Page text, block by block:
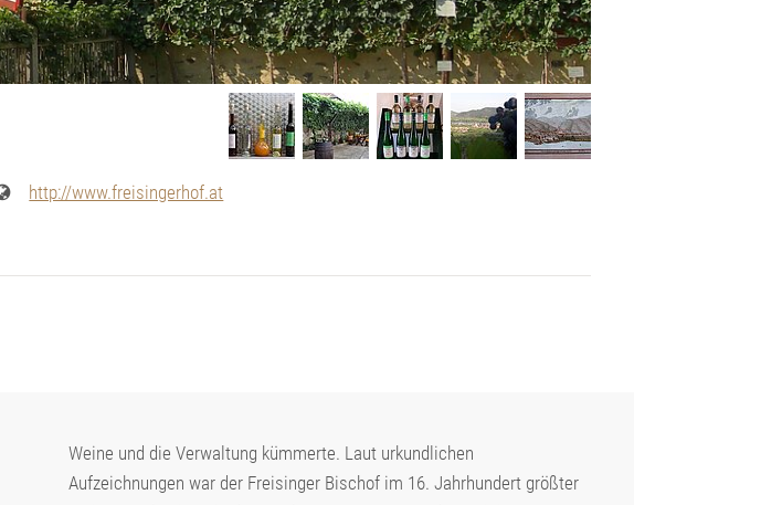
http://www.freisingerhof.at
Weine und die Verwaltung kümmerte. Laut urkundlichen
Aufzeichnungen war der Freisinger Bischof im 16. Jahrhundert größter